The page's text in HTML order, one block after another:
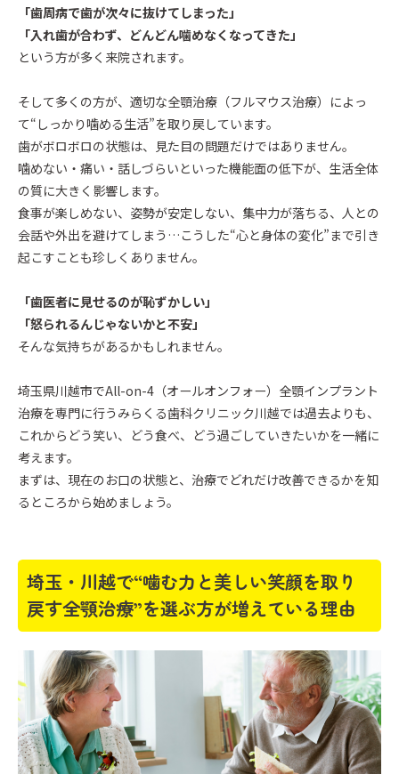
「歯周病で歯が次々に抜けてしまった」
「入れ歯が合わず、どんどん噛めなくなってきた」
という方が多く来院されます。
そして多くの方が、適切な全顎治療（フルマウス治療）によっ
て“しっかり噛める生活”を取り戻しています。
歯がボロボロの状態は、見た目の問題だけではありません。
噛めない・痛い・話しづらいといった機能面の低下が、生活全体
の質に大きく影響します。
食事が楽しめない、姿勢が安定しない、集中力が落ちる、人との
会話や外出を避けてしまう…こうした“心と身体の変化”まで引き
起こすことも珍しくありません。
「歯医者に見せるのが恥ずかしい」
「怒られるんじゃないかと不安」
そんな気持ちがあるかもしれません。
埼玉県川越市でAll-on-4（オールオンフォー）全顎インプラント
治療を専門に行うみらくる歯科クリニック川越では過去よりも、
これからどう笑い、どう食べ、どう過ごしていきたいかを一緒に
考えます。
まずは、現在のお口の状態と、治療でどれだけ改善できるかを知
るところから始めましょう。
埼玉・川越で“噛む力と美しい笑顔を取り
戻す全顎治療”を選ぶ方が増えている理由